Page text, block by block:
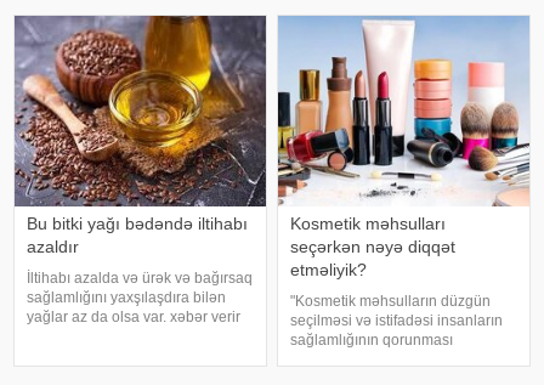
duruş onurğanın sağlam
qalmasınd
bu zaman hətta ağrıkəsic
Bu bitki yağı bədəndə iltihabı
azaldır
İltihabı azalda və ürək və bağırsaq
sağlamlığını yaxşılaşdıra bilən
yağlar az da olsa var. xəbər verir
Kosmetik məhsulları
seçərkən nəyə diqqət
etməliyik?
"Kosmetik məhsulların düzgün
seçilməsi və istifadəsi insanların
sağlamlığının qorunması